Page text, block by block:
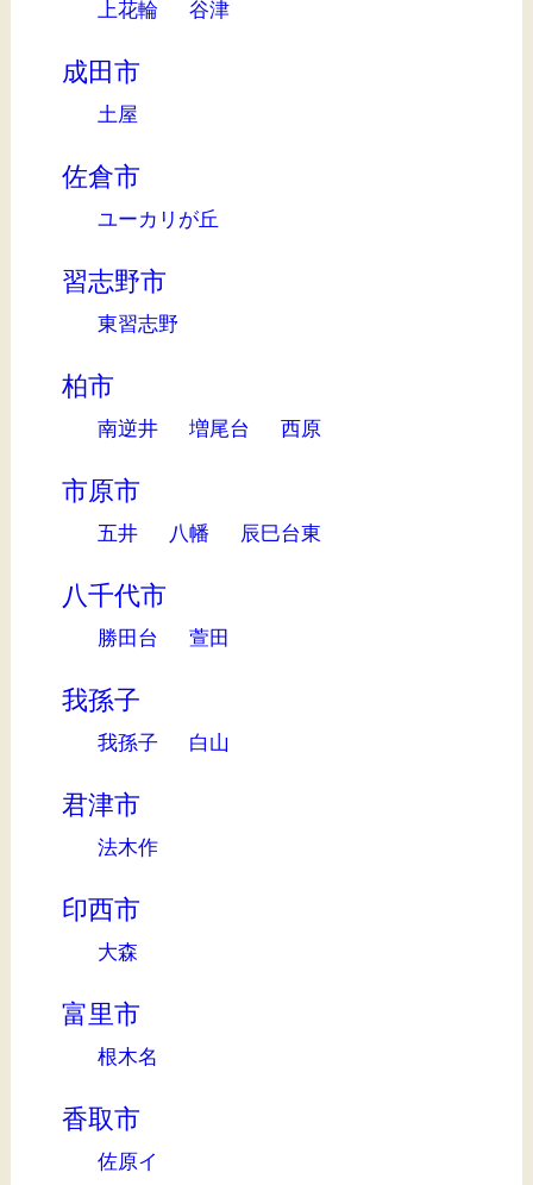
上花輪 谷津
成田市
土屋
佐倉市
ユーカリが丘
習志野市
東習志野
柏市
南逆井 増尾台 西原
市原市
五井 八幡 辰巳台東
八千代市
勝田台 萱田
我孫子
我孫子 白山
君津市
法木作
印西市
大森
富里市
根木名
香取市
佐原イ